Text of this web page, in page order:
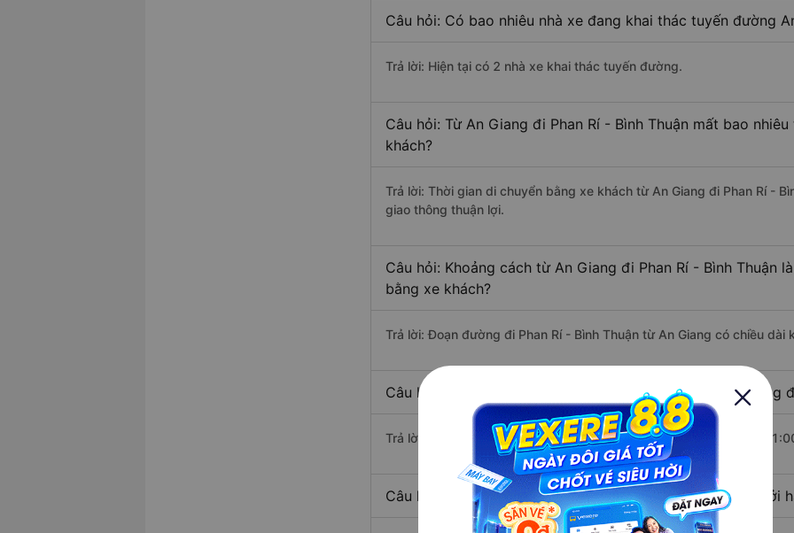
Câu hỏi: Có bao nhiêu nhà xe đang khai thác tuyến đường
Trả lời: Hiện tại có 2 nhà xe khai thác tuyến đường.
Câu hỏi: Từ An Giang đi Phan Rí - Bình Thuận mất bao
khách?
Trả lời: Thời gian di chuyển bằng xe khách từ An Giang đi Phan Rí -
giao thông thuận lợi.
Câu hỏi: Khoảng cách từ An Giang đi Phan Rí - Bình Thuận
bằng xe khách?
Trả lời: Đoạn đường đi Phan Rí - Bình Thuận từ An Giang có chiều dài
Câu hỏi: Mỗi ngày có bao nhiêu chuyến xe khách An Giang
Trả lời: Trung bình mỗi ngày có khoảng 10 chuyến xe bắt đầu từ
Câu hỏi: Nhà xe đi An Giang Phan Rí - Bình Thuận nào khởi